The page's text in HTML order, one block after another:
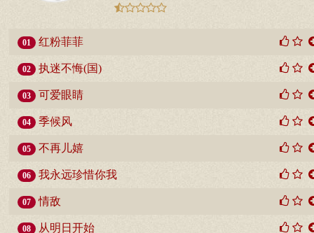
01 红粉菲菲
02 执迷不悔(国)
03 可爱眼睛
04 季候风
05 不再儿嬉
06 我永远珍惜你我
07 情敌
08 从明日开始